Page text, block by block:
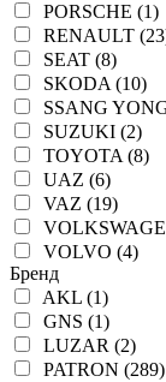
PORSCHE (1)
RENAULT
SEAT (8)
SKODA (10)
SSANG
SUZUKI (2)
TOYOTA (8)
UAZ (6)
VAZ (19)
VOLVO (4)
Бренд
AKL (1)
GNS (1)
LUZAR (2)
PATRON (289)